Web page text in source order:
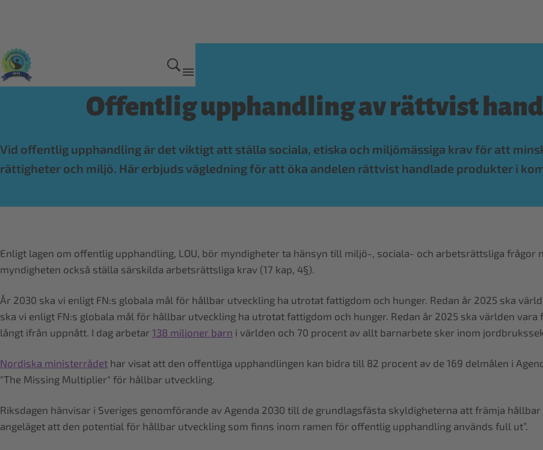
Etisk konsumtion och hållbar handel
Offentlig upphandling av rättvist
Vid offentlig upphandling är det viktigt att ställa sociala, etiska och miljömässiga krav för att
rättigheter och miljö. Här erbjuds vägledning för att öka andelen rättvist handlade produkter i
Enligt lagen om offentlig upphandling, LOU, bör myndigheter ta hänsyn till miljö-, sociala- och arbetsrättsliga frågor
myndigheten också ställa särskilda arbetsrättsliga krav (17 kap, 4§).
År 2030 ska vi enligt FN:s globala mål för hållbar utveckling ha utrotat fattigdom och hunger. Redan år 2025 ska
ska vi enligt FN:s globala mål för hållbar utveckling ha utrotat fattigdom och hunger. Redan år 2025 ska världen
långt ifrån uppnått. I dag arbetar 138 miljoner barn i världen och 70 procent av allt barnarbete sker inom
Nordiska ministerrådet har visat att den offentliga upphandlingen kan bidra till 82 procent av de 169 delmålen i
"The Missing Multiplier" för hållbar utveckling.
Riksdagen hänvisar i Sveriges genomförande av Agenda 2030 till de grundlagsfästa skyldigheterna att främja
angeläget att den potential för hållbar utveckling som finns inom ramen för offentlig upphandling används full ut”.